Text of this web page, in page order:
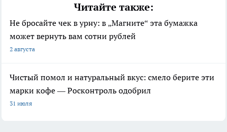
Читайте также:
Не бросайте чек в урну: в „Магните“ эта бумажка
может вернуть вам сотни рублей
2 августа
Чистый помол и натуральный вкус: смело берите эти
марки кофе — Росконтроль одобрил
31 июля